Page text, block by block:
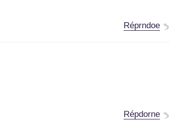
Répronde
Réprnode